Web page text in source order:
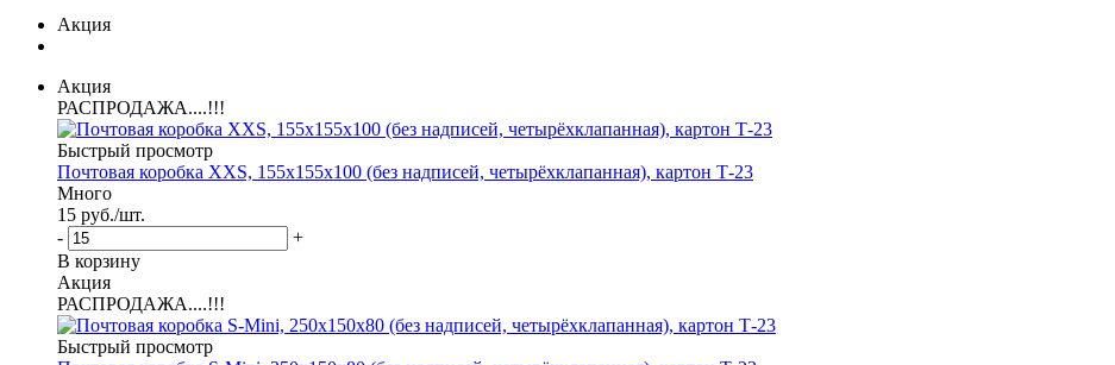
Акция
Акция
РАСПРОДАЖА....!!!
Быстрый просмотр
Почтовая коробка XXS, 155х155х100 (без надписей, четырёхклапанная), картон Т-23
Много
15 руб./шт.
-
+
В корзину
Акция
РАСПРОДАЖА....!!!
Быстрый просмотр